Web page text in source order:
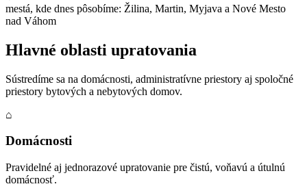
mestá, kde dnes pôsobíme: Žilina, Martin, Myjava a Nové Mesto
nad Váhom
Hlavné oblasti upratovania
Sústredíme sa na domácnosti, administratívne priestory aj spoločné
priestory bytových a nebytových domov.
⌂
Domácnosti
Pravidelné aj jednorazové upratovanie pre čistú, voňavú a útulnú
domácnosť.